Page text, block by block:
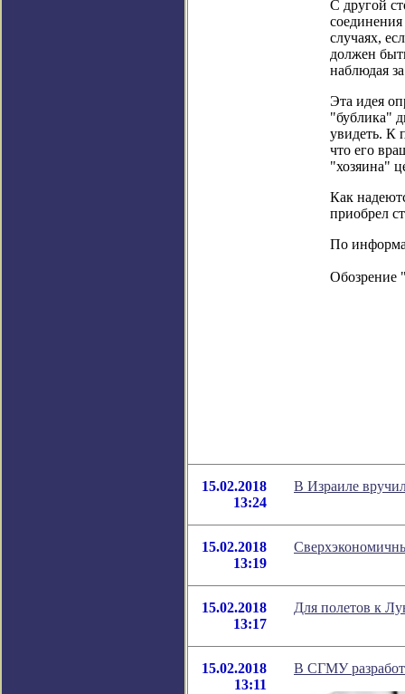
С другой
случаях,
должен
наблюдая
Эта идея
"бублика"
увидеть. К
что его
"хозяина"
Как
приобрел
По
Обозрение
15.02.2018
13:24
В Израиле
15.02.2018
13:19
15.02.2018
13:17
Для полетов к
15.02.2018
13:11
В СГМУ